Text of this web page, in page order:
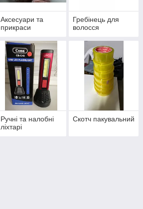
Аксесуари та
прикраси
Гребінець для
волосся
Ручні та налобні
ліхтарі
Скотч пакувальний